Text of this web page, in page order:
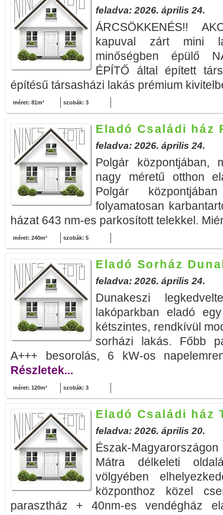
feladva: 2026. április 24.
ÁRCSÖKKENÉS!!
kapuval zárt mini
minőségben épülő
ÉPÍTŐ által épített
építésű társasházi lakás prémium
méret: 81m² szobák: 3
Eladó Családi ház
feladva: 2026. április 24.
Polgár központjában,
nagy méretű otthon
Polgár
folyamatosan
házat 643 nm-es parkosított telekkel.
méret: 240m² szobák: 5
Eladó Sorház
feladva: 2026. április 24.
Dunakeszi
lakóparkban eladó
kétszintes, rendkívül
sorházi lakás. Főbb
A+++ besorolás, 6 kW-os
Részletek...
méret: 120m² szobák: 3
Eladó Családi ház
feladva: 2026. április 20.
Észak-
Mátra délkeleti
völgyében
központhoz közel
parasztház + 40nm-es vendégház